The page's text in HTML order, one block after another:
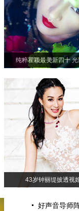
纯粹瞿颖最美新四十
43岁钟丽缇披透视
好声音导师